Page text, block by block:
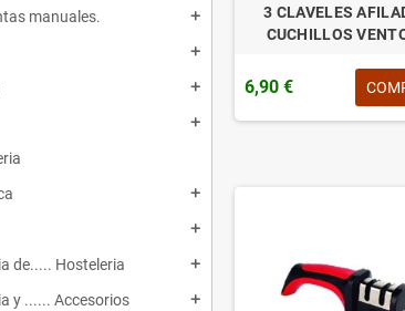
manuales. add
add
add
add
add
add
de..... Hosteleria add
y ...... Accesorios add
3 CLAVELES
CUCHILLOS
6,90 €